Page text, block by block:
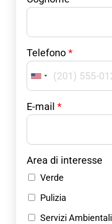
n
C
g
n
o
m
e
i
e
r
e
s
s
n
i
t
e
e
s
s
Telefono *
United
States
+1
E-mail *
Area di interesse
Verde
Pulizia
Servizi Ambientali